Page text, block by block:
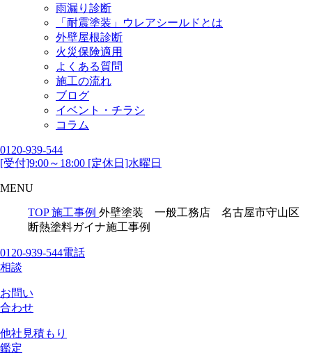
雨漏り診断
「耐震塗装」ウレアシールドとは
外壁屋根診断
火災保険適用
よくある質問
施工の流れ
ブログ
イベント・チラシ
コラム
0120-939-544
[受付]9:00～18:00 [定休日]水曜日
MENU
TOP 施工事例 外壁塗装 一般工務店 名古屋市守山区
断熱塗料ガイナ施工事例
0120-939-544電話
相談
お問い
合わせ
他社見積もり
鑑定